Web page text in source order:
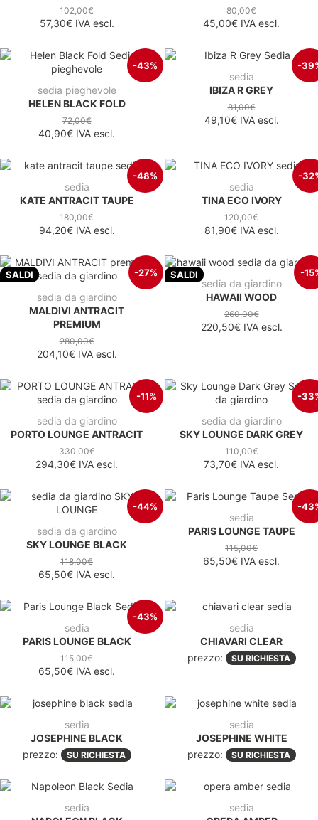
102,00€
57,30€IVA escl.
80,00€
45,00€ IVA escl.
-43%
sedia pieghevole
HELEN BLACK FOLD
72,00€
40,90€ IVA escl.
-
sedia
IBIZA R GREY
81,00€
49,10€IVA escl.
-48%
sedia
KATE ANTRACIT TAUPE
180,00€
94,20€IVA escl.
-
sedia
TINA ECO IVORY
120,00€
81,90€IVA escl.
SALDI -27%
sedia da giardino
MALDIVI ANTRACIT
PREMIUM
280,00€
204,10€IVA escl.
SALDI -
sedia da giardino
HAWAII WOOD
260,00€
220,50€IVA escl.
-11%
sedia da giardino
PORTO LOUNGE ANTRACIT
330,00€
294,30€ IVA escl.
-
sedia da giardino
SKY LOUNGE DARK GREY
110,00€
73,70€ IVA escl.
-44%
sedia da giardino
SKY LOUNGE BLACK
118,00€
65,50€ IVA escl.
-
sedia
PARIS LOUNGE TAUPE
115,00€
65,50€ IVA escl.
-43%
sedia
PARIS LOUNGE BLACK
115,00€
65,50€ IVA escl.
sedia
CHIAVARI CLEAR
prezzo:
SU RICHIESTA
sedia
JOSEPHINE BLACK
prezzo:
SU RICHIESTA
sedia
JOSEPHINE WHITE
prezzo:
SU RICHIESTA
sedia
sedia